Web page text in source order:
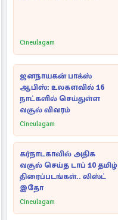
Cineulagam
ஜனநாயகன் பாக்ஸ்
ஆபிஸ்: உலகளவில் 16
நாட்களில் செய்துள்ள
வசூல் விவரம்
Cineulagam
கர்நாடகாவில் அதிக
வசூல் செய்த டாப் 10 தமிழ்
திரைப்படங்கள்.. லிஸ்ட்
இதோ
Cineulagam